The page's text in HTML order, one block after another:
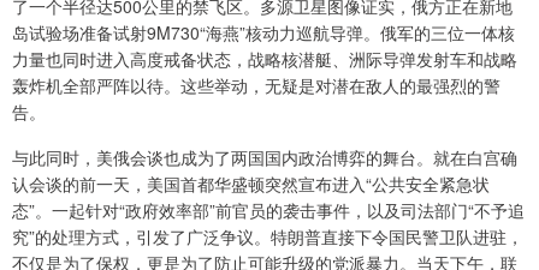
了一个半径达500公里的禁飞区。多源卫星图像证实，俄方正在新地
岛试验场准备试射9M730“海燕”核动力巡航导弹。俄军的三位一体核
力量也同时进入高度戒备状态，战略核潜艇、洲际导弹发射车和战略
轰炸机全部严阵以待。这些举动，无疑是对潜在敌人的最强烈的警
告。
与此同时，美俄会谈也成为了两国国内政治博弈的舞台。就在白宫确
认会谈的前一天，美国首都华盛顿突然宣布进入“公共安全紧急状
态”。一起针对“政府效率部”前官员的袭击事件，以及司法部门“不予追
究”的处理方式，引发了广泛争议。特朗普直接下令国民警卫队进驻，
不仅是为了保权，更是为了防止可能升级的党派暴力。当天下午，联